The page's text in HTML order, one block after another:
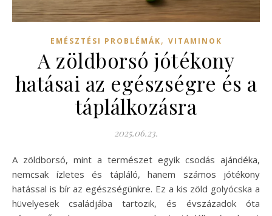
EMÉSZTÉSI PROBLÉMÁK, VITAMINOK
A zöldborsó jótékony
hatásai az egészségre és a
táplálkozásra
2025.06.23.
A zöldborsó, mint a természet egyik csodás ajándéka,
nemcsak ízletes és tápláló, hanem számos jótékony
hatással is bír az egészségünkre. Ez a kis zöld golyócska a
hüvelyesek családjába tartozik, és évszázadok óta